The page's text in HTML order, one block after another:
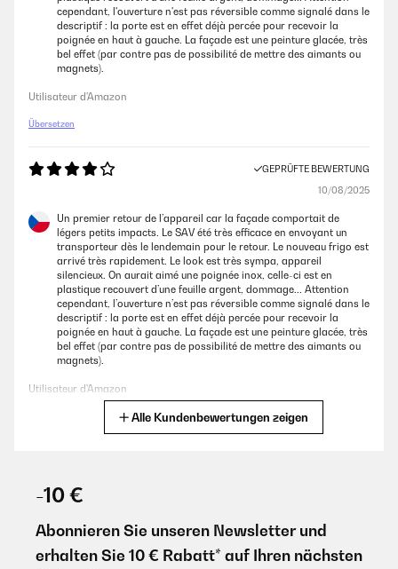
19/05/2025
Leise, sehr gut im Verbrauch, nur dumm dass für den Stellort die Tür-
Schaniere links ummontiert werden sollten, was nicht möglich ist. Der
Hersteller hat die Punkte zur Montage, dem Wechsel zum Tür öffnen,
inkl. Gebrauchsanweisung gefertigt. Die Schrauben an der Tür selbst
vom Schrauber gebrochen. Somit kommt der Kühlschrank an einen
weniger gewünschten Aufstellplatz. Preisleistung: Hübsch / schöner
Blickfang, Verbraucher gut, aber Kaufpreis hoch, Funktionalität nur
Amazon-Benutzer
GEPRÜFTE BEWERTUNG
13/09/2022
Optisch ein Highlight in der Kaffeeküche, technisch einwandfrei.Kam
sehr gut und sicher verpackt und kühlt auch auf niedrigster Stufe
(Energiesparen!) ausreichen.
Amazon-Benutzer
cependant, l'ouverture n'est pas réversible comme signalé dans le
descriptif : la porte est en effet déjà percée pour recevoir la
poignée en haut à gauche. La façade est une peinture glacée, très
bel effet (par contre pas de possibilité de mettre des aimants ou
magnets).
Utilisateur d'Amazon
Übersetzen
GEPRÜFTE BEWERTUNG
10/08/2025
Un premier retour de l’appareil car la façade comportait de
légers petits impacts. Le SAV été très efficace en envoyant un
transporteur dès le lendemain pour le retour. Le nouveau frigo est
arrivé très rapidement. Le look est très sympa, appareil
silencieux. On aurait aimé une poignée inox, celle-ci est en
plastique recouvert d’une feuille argent, dommage... Attention
cependant, l’ouverture n’est pas réversible comme signalé dans le
descriptif : la porte est en effet déjà percée pour recevoir la
poignée en haut à gauche. La façade est une peinture glacée, très
bel effet (par contre pas de possibilité de mettre des aimants ou
magnets).
Utilisateur d'Amazon
Utilisateur d'Amazon
Alle Kundenbewertungen zeigen
-10 €
Abonnieren Sie unseren Newsletter und
erhalten Sie 10 € Rabatt* auf Ihren nächsten